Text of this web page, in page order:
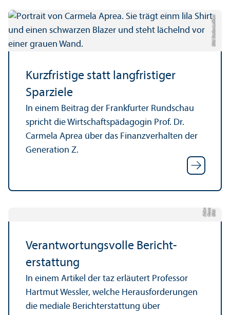
Bild: Stefan Leifken
Kurzfristige statt langfristiger
Sparziele
In einem Beitrag der Frankfurter Rundschau
spricht die Wirtschafts­pädagogin Prof. Dr.
Carmela Aprea über das Finanz­verhalten der
Generation Z.
Bil
d:
H
a
n
n
ahA
d
e
r
s
Verantwortungs­volle Bericht­
erstattung
In einem Artikel der taz erläutert Professor
Hartmut Wessler, welche Herausforderungen
die mediale Bericht­erstattung über